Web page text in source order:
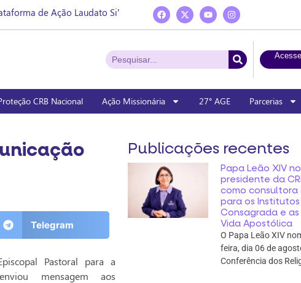
de Ação Laudato Si’
CRB Nacional Ação Missionária 27° AGE Parcerias
Telegram
Pastoral para a
mensagem aos
Publicações recentes
Papa Leão XIV
presidente da
como consultora
para os
Consagrada e
Vida Apostólica
O Papa Leão XIV
feira, dia 06 de
Conferência dos